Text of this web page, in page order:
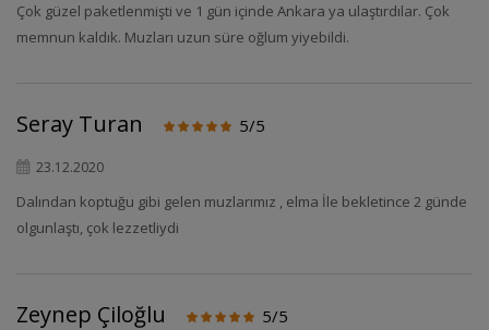
Çok güzel paketlenmişti ve 1 gün içinde Ankara ya ulaştırdılar. Çok
memnun kaldık. Muzları uzun süre oğlum yiyebildi.
Seray Turan 5/5
23.12.2020
Dalından koptuğu gibi gelen muzlarımız , elma İle bekletince 2 günde
olgunlaştı, çok lezzetliydi
Zeynep Çiloğlu 5/5